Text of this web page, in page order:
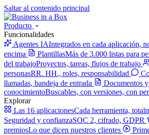
Saltar al contenido principal
Producto
Funcionalidades
Agentes IAIntegrados en cada aplicación,
encima
PlantillasMás de 3.000 listas para
del trabajoProyectos, tareas, flujos de trabajo
personasRR. HH., roles, responsabilidad
llamadas, bandeja de entrada
Documentos y
conocimientoBuscables, con versiones, con
Explorar
Las 16 aplicacionesCada herramienta,
Seguridad y confianzaSOC 2, cifrado, GDPR
premiosLo que dicen nuestros clientes